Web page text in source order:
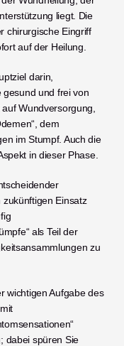
liegt. Die
chirurgische Eingriff
auf der Heilung.
darin,
gesund und frei von
Wundversorgung,
dem
im Stumpf. Auch die
in dieser Phase.
Einsatz
als Teil der
zu
wichtigen Aufgabe des
dabei spüren Sie